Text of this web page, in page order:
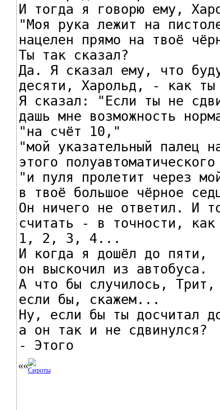
И тогда я говорю ему,
"Моя рука лежит на
нацелен прямо на твоё
Ты так сказал?
Да. Я сказал ему, что
десяти, Харольд, - как ты
Я сказал: "Если ты не
дашь мне возможность
"на счёт 10,"
"мой указательный палец
этого
"и пуля пролетит через
в твоё большое чёрное
Он ничего не ответил. И
считать - в точности,
1, 2, 3, 4...
И когда я дошёл до пяти,
он выскочил из автобуса.
А что бы случилось, Трит,
если бы, скажем...
Ну, если бы ты досчитал
а он так и не сдвинулся?
- Этого